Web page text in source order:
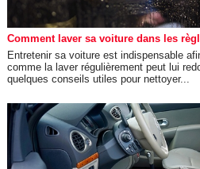
Comment laver sa voiture dans les
Entretenir sa voiture est indispensable
comme la laver régulièrement peut lui
quelques conseils utiles pour nettoyer...